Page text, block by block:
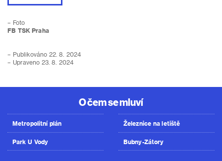
– Foto
FB TSK Praha
– Publikováno 22. 8. 2024
– Upraveno 23. 8. 2024
O čem se mluví
Metropolitní plán
Park U Vody
Železnice na letiště
Bubny-Zátory